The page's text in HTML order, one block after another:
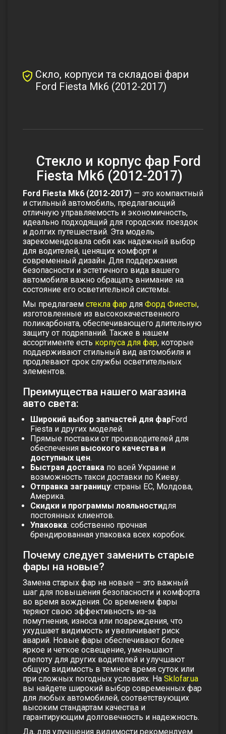
Скло, корпуси та складові фари
Ford Fiesta Mk6 (2012-2017)
Стекло и корпус фар Ford
Fiesta Mk6 (2012-2017)
Ford Fiesta Mk6 (2012-2017) — это компактный
и стильный автомобиль, предлагающий
отличную управляемость и экономичность,
идеально подходящий для городских поездок
и долгих путешествий. Эта модель
зарекомендовала себя как надежный выбор
для водителей, ценящих комфорт и
современный дизайн. Для поддержания
безопасности и эстетичного вида вашего
автомобиля важно обращать внимание на
состояние его осветительной системы.
Мы предлагаем стекла фар для Форд Фиесты,
изготовленные из высококачественного
поликарбоната, обеспечивающего длительную
защиту от подряпаний. Также в нашем
ассортименте есть корпуса для фар, которые
поддерживают стильный вид автомобиля и
продлевают срок службы осветительных
элементов.
Преимущества нашего магазина
авто света:
Широкий выбор запчастей для фарFord
Fiesta и других моделей.
Прямые поставки от производителей для
обеспечения высокого качества и
доступных цен.
Быстрая доставка по всей Украине и
возможность такси доставки по Киеву.
Отправка заграницу: страны ЕС, Молдова,
Америка.
Скидки и программы лояльностидля
постоянных клиентов.
Упаковка: собственно прочная
брендированная упаковка всех коробок.
Почему следует заменить старые
фары на новые?
Замена старых фар на новые – это важный
шаг для повышения безопасности и комфорта
во время вождения. Со временем фары
теряют свою эффективность из-за
помутнения, износа или повреждения, что
ухудшает видимость и увеличивает риск
аварий. Новые фары обеспечивают более
яркое и четкое освещение, уменьшают
слепоту для других водителей и улучшают
общую видимость в темное время суток или
при сложных погодных условиях. На Sklofar.ua
вы найдете широкий выбор современных фар
для любых автомобилей, соответствующих
высоким стандартам качества и
гарантирующим долговечность и надежность.
Да, для улучшения видимости рекомендуем